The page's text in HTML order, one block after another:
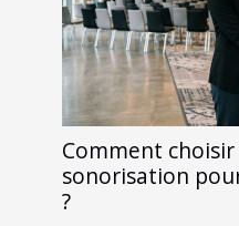
Comment
sonorisation
?